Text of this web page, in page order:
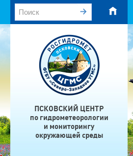
ПСКОВСКИЙ ЦЕНТР
по гидрометеорологии
и мониторингу
окружающей среды